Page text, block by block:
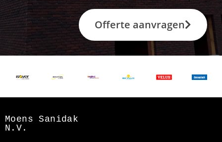
Offerte aanvragen
Moens Sanidak
N.V.